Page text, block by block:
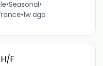
•Seasonal•
•1w ago
F